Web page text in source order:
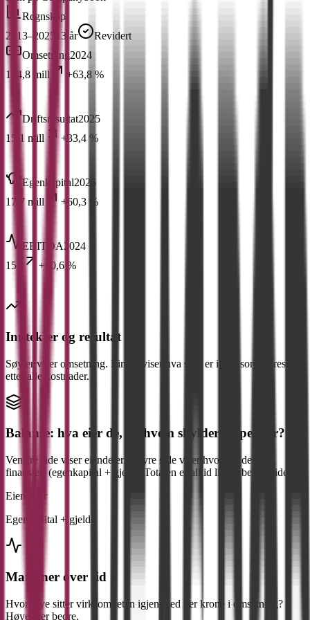
Regnskap
2013–2025
13 år
Revidert
Omsetning2024
184,8 mill
+63,8 %
Driftsresultat2025
15,1 mill
+33,4 %
Egenkapital2025
17,7 mill
+60,3 %
EBITDA2024
15 t
+10,6 %
Inntekter og resultat
Søyler viser omsetning. Linjen viser hva som er igjen som årsresultat
etter alle kostnader.
Balanse: hva eier de, og hvem skylder de penger?
Venstre side viser eiendeler. Høyre side viser hvordan de er
finansiert (egenkapital + gjeld). Totalen er alltid lik på begge sider.
Eiendeler
Egenkapital + gjeld
Marginer over tid
Hvor mye sitter virksomheten igjen med per krone i omsetning?
Høyere er bedre.